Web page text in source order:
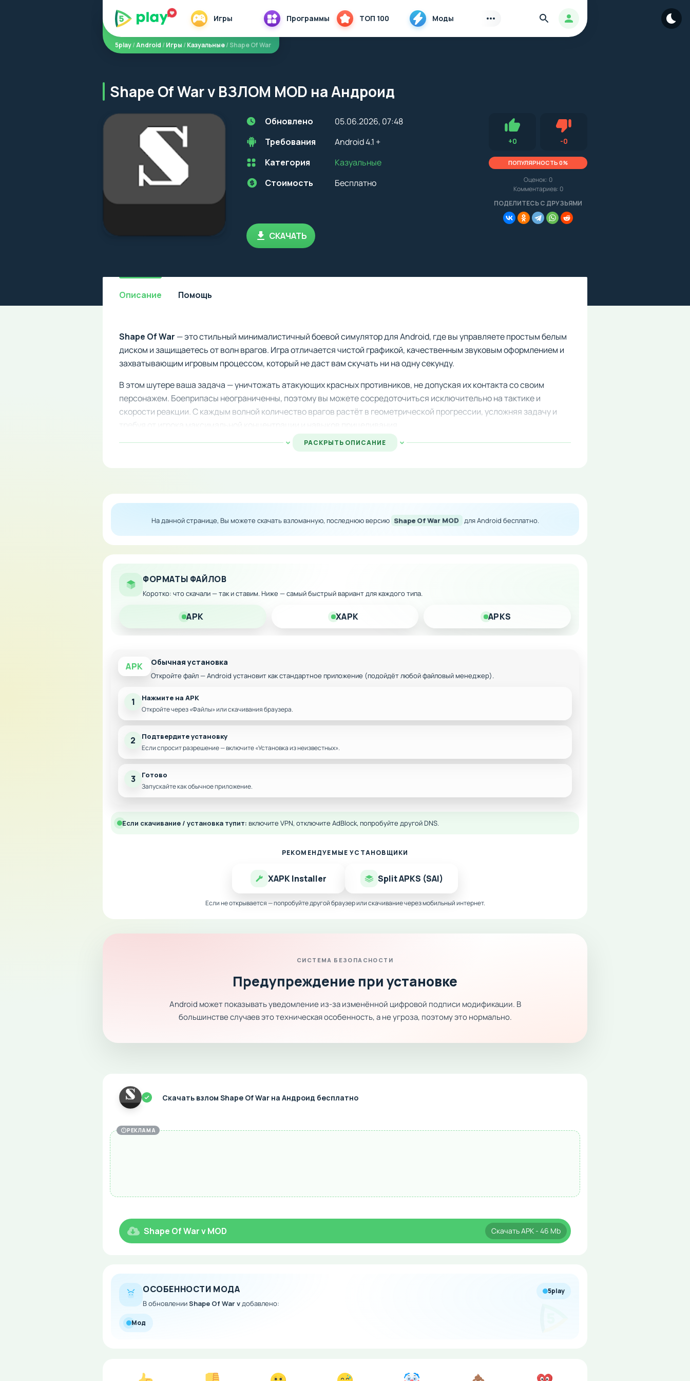
Игры Программы ТОП 100 Моды Авторизация
Найти
5play/Android /Игры /Казуальные/ Shape Of War
Shape Of War v ВЗЛОМ MOD на Андроид
Обновлено
05.06.2026, 07:48
Требования
Android 4.1 +
Перед установкой приложения на устройство с Android, стоит
учитывать версию OS. Мы всегда указываем минимальные
Категория
Казуальные
Стоимость
Бесплатно
+0Нравится -0Не нравится (0.0, 0, 15542)
ПОПУЛЯРНОСТЬ 0%
Оценок: 0
Комментариев: 0
СКАЧАТЬ
Описание Помощь
Shape Of War — это стильный минималистичный боевой симулятор для Android, где вы управляете простым белым
диском и защищаетесь от волн врагов. Игра отличается чистой графикой, качественным звуковым оформлением и
захватывающим игровым процессом, который не даст вам скучать ни на одну секунду.
В этом шутере ваша задача — уничтожать атакующих красных противников, не допуская их контакта со своим
персонажем. Боеприпасы неограниченны, поэтому вы можете сосредоточиться исключительно на тактике и
скорости реакции. С каждым волной количество врагов растёт в геометрической прогрессии, усложняя задачу и
Скачать модифицированную версию Shape Of War на Android — значит получить доступ к улучшенному контенту с
Оптимизированная графика для плавной работы на всех устройствах
Расширенный арсенал оружия и способностей
Дополнительные уровни сложности и игровые режимы
Улучшенное звуковое сопровождение и эффекты
Бесплатная загрузка без ограничений
РАСКРЫТЬ ОПИСАНИЕ
На данной странице, Вы можете скачать взломанную, последнюю версию Shape Of War MOD для Android бесплатно.
ФОРМАТЫ ФАЙЛОВ
Коротко: что скачали — так и ставим. Ниже — самый быстрый вариант для каждого типа.
APK XAPK APKS
APK Обычная установка
Откройте файл — Android установит как стандартное приложение (подойдёт любой файловый менеджер).
1 Нажмите на APK
Откройте через «Файлы» или скачивания браузера.
2 Подтвердите установку
Если спросит разрешение — включите «Установка из неизвестных».
3 Готово
Запускайте как обычное приложение.
Если скачивание / установка тупит: включите VPN, отключите AdBlock, попробуйте другой DNS.
РЕКОМЕНДУЕМЫЕ УСТАНОВЩИКИ
XAPK Installer Split APKS (SAI)
Если не открывается — попробуйте другой браузер или скачивание через мобильный интернет.
СИСТЕМА БЕЗОПАСНОСТИ
Предупреждение при установке
Android может показывать уведомление из-за изменённой цифровой подписи модификации. В
большинстве случаев это техническая особенность, а не угроза, поэтому это нормально.
Скачать взлом Shape Of War на Андроид бесплатно
РЕКЛАМА
Shape Of War v MOD СкачатьAPK- 46 Mb
ОСОБЕННОСТИ МОДА
В обновленииShape Of War vдобавлено:
5play
Мод